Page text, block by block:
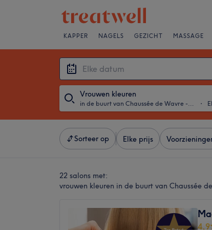
KAPPER NAGELS GEZICHT MASSAGE
Vrouwen kleuren
in de buurt van Chaussée de Wavre - Saint-Julien, Oudergem ・
Sorteer op Elke prijs
22 salons met:
vrouwen kleuren in de buurt van Chaussée
4,9